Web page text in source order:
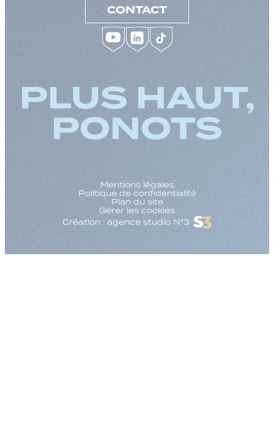
CONTACT
PLUS HAUT,
PONOTS
Mentions légales
Politique de confidentialité
Plan du site
Gérer les cookies
Création : agence studio N°3